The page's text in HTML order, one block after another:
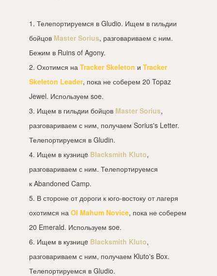
1. Телепортируемся в Gludio. Ищем в гильдии
бойцов Master Sorius, разговариваем с ним.
Бежим в Ruins of Agony.
2. Охотимся на Tracker Skeleton и Tracker
Skeleton Leader, пока не соберем 20 Topaz
Jewel. Используем soe.
3. Ищем в гильдии бойцов Master Sorius,
разговариваем с ним, получаем Sorius's Letter.
Телепортируемся в Gludin.
4. Ищем в кузницe Blacksmith Kluto,
разговариваем с ним. Телепортируемся
к Abandoned Camp.
5. В стороне от дороги к юго-востоку от лагеря
охотимся на Ol Mahum Novice, пока не соберем
20 Emerald. Используем soe.
6. Ищем в кузницe Blacksmith Kluto,
разговариваем с ним, получаем Kluto's Box.
Телепортируемся в Gludio.